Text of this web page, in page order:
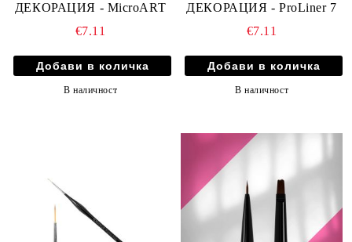
ДЕКОРАЦИЯ - MicroART
€7.11
В наличност
ДЕКОРАЦИЯ - ProLiner 7
€7.11
В наличност